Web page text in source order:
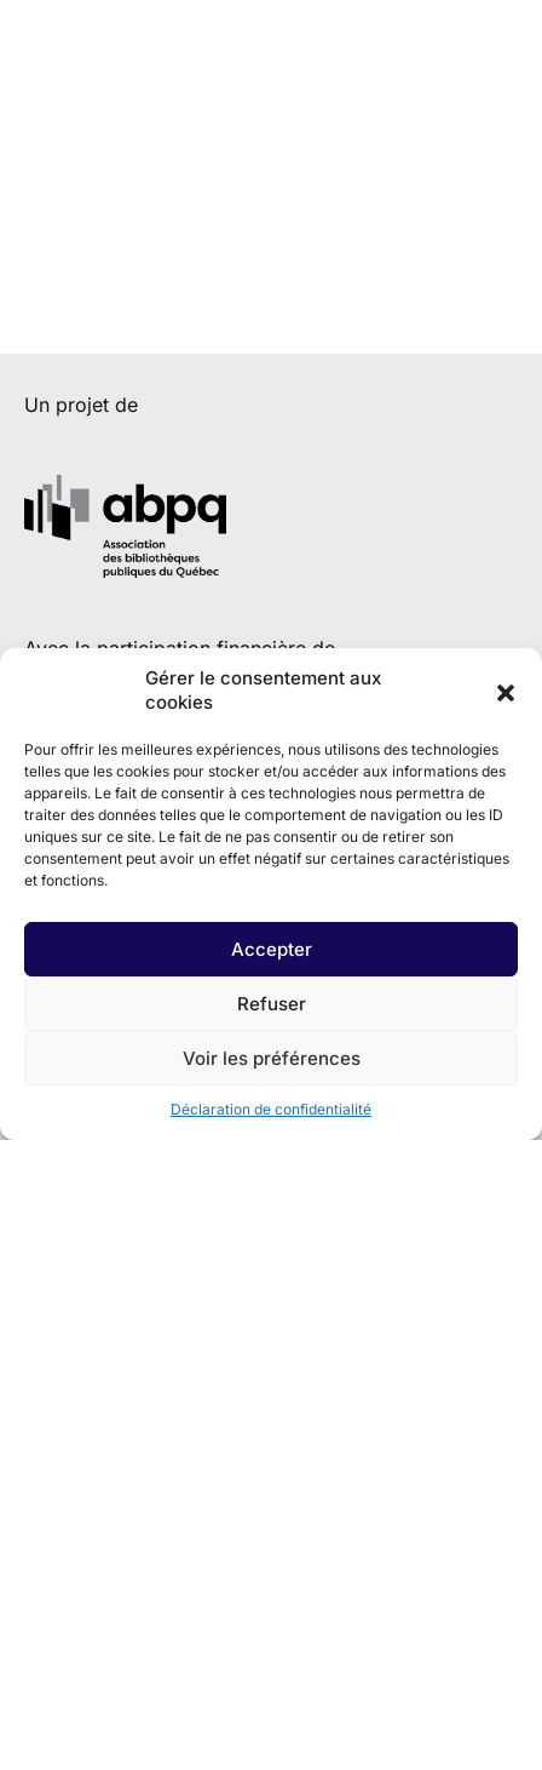
Gérer le consentement aux
cookies
Pour offrir les meilleures expériences, nous utilisons des technologies
telles que les cookies pour stocker et/ou accéder aux informations des
appareils. Le fait de consentir à ces technologies nous permettra de
traiter des données telles que le comportement de navigation ou les ID
uniques sur ce site. Le fait de ne pas consentir ou de retirer son
consentement peut avoir un effet négatif sur certaines caractéristiques
et fonctions.
Accepter
Refuser
Voir les préférences
Déclaration de confidentialité
Un projet de
Avec la participation financière de
En partenariat avec